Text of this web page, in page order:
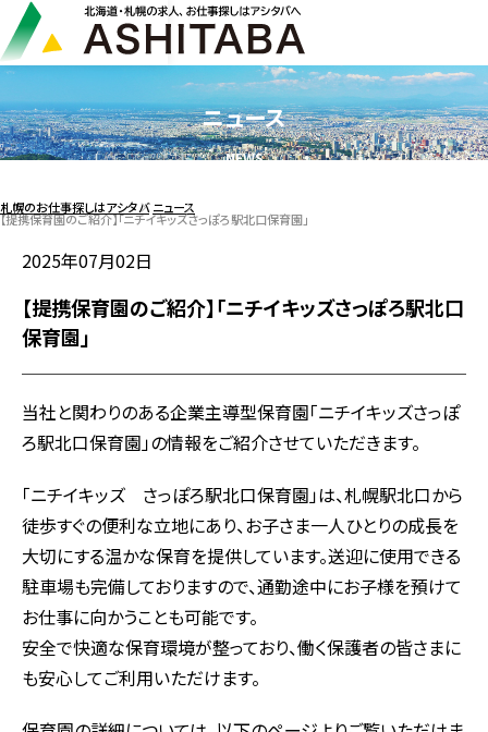
ニュース
NEWS
札幌のお仕事探しはアシタバ ニュース
【提携保育園のご紹介】「ニチイキッズさっぽろ駅北口保育園」
2025年07月02日
【提携保育園のご紹介】「ニチイキッズさっぽろ駅北口
保育園」
当社と関わりのある企業主導型保育園「ニチイキッズさっぽ
ろ駅北口保育園」の情報をご紹介させていただきます。
「ニチイキッズ さっぽろ駅北口保育園」は、札幌駅北口から
徒歩すぐの便利な立地にあり、お子さま一人ひとりの成長を
大切にする温かな保育を提供しています。送迎に使用できる
駐車場も完備しておりますので、通勤途中にお子様を預けて
お仕事に向かうことも可能です。
安全で快適な保育環境が整っており、働く保護者の皆さまに
も安心してご利用いただけます。